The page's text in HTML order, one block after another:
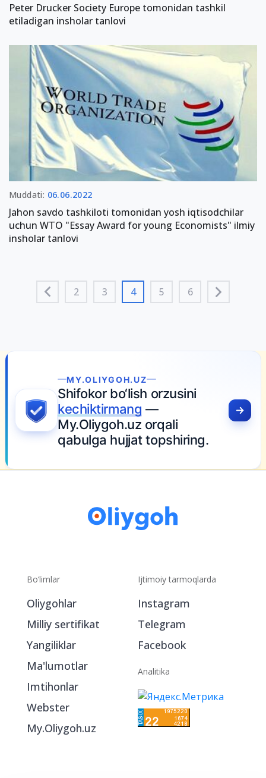
Peter Drucker Society Europe tomonidan tashkil
etiladigan insholar tanlovi
Muddati: 06.06.2022
Jahon savdo tashkiloti tomonidan yosh iqtisodchilar
uchun WTO "Essay Award for young Economists" ilmiy
insholar tanlovi
2 3 4 5 6
Bo‘limlar
Oliygohlar
Imtihonlar
Ijtimoiy tarmoqlarda
Telegram
Facebook
Analitika